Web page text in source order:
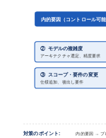
内的要因（コントロール可能
② モデルの複雑度
アーキテクチャ選定、精度要求
③ スコープ・要件の変更
仕様追加、後出し要件
対策のポイント:
内的要因 → プ